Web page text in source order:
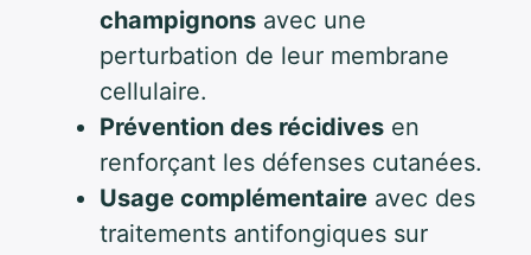
champignons avec une
perturbation de leur membrane
cellulaire.
Prévention des récidives en
renforçant les défenses cutanées.
Usage complémentaire avec des
traitements antifongiques sur